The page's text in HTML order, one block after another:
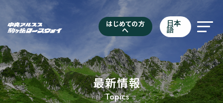
はじめての方
へ
日本
語
最新情報
Topics